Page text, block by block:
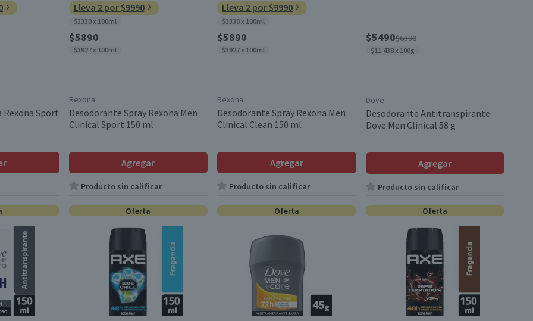
Rexona Sport
Lleva 2 por $9990
$3330 x 100ml
$5890
$3927 x 100ml
Rexona
Desodorante Spray Rexona Men
Clinical Sport 150 ml
Agregar
Producto sin calificar
Lleva 2 por $9990
$3330 x 100ml
$5890
$3927 x 100ml
Rexona
Desodorante Spray Rexona Men
Clinical Clean 150 ml
Agregar
Producto sin calificar
$5490$6890
$11.438 x 100g
Dove
Desodorante Antitranspirante
Dove Men Clinical 58 g
Agregar
Producto sin calificar
Oferta Oferta Oferta